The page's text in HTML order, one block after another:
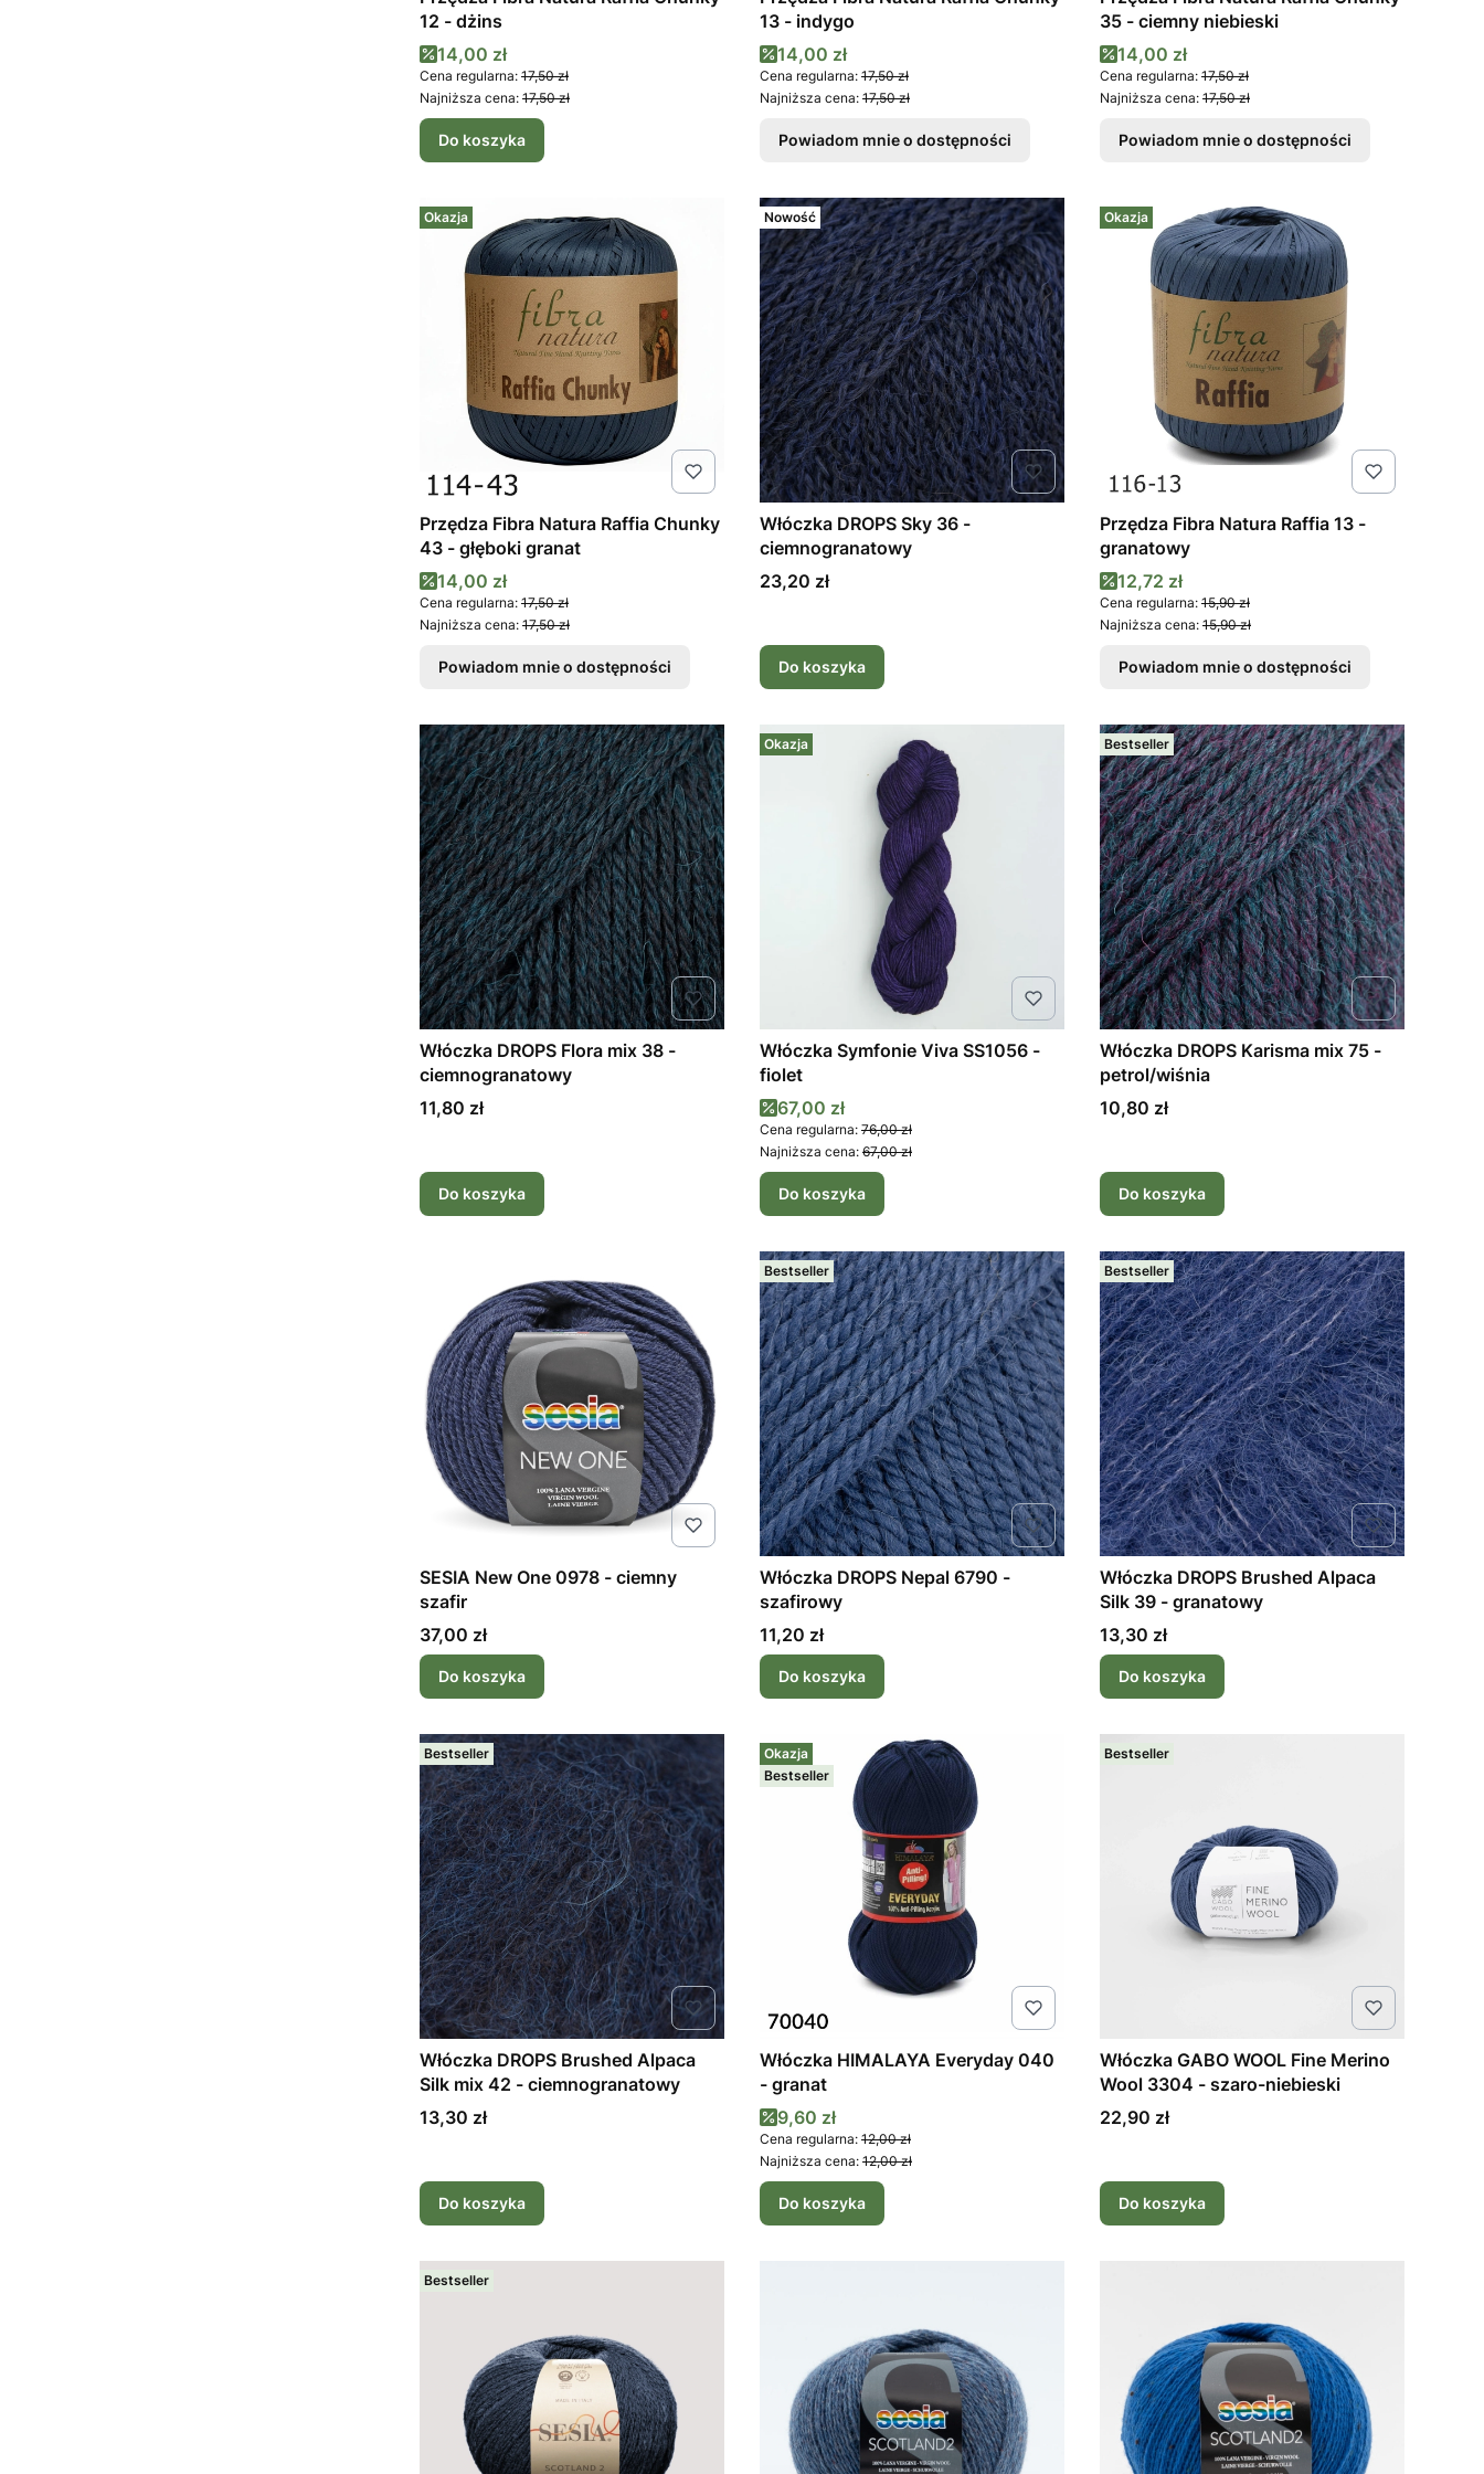
12 - dżins
Cena promocyjna
14,00 zł
Cena regularna: 17,50 zł
Najniższa cena: 17,50 zł
Do koszyka
13 - indygo
Cena promocyjna
14,00 zł
Cena regularna: 17,50 zł
Najniższa cena: 17,50 zł
Powiadom mnie o dostępności
35 - ciemny niebieski
Cena promocyjna
14,00 zł
Cena regularna: 17,50 zł
Najniższa cena: 17,50 zł
Powiadom mnie o dostępności
Okazja
Przędza Fibra Natura Raffia Chunky
43 - głęboki granat
Cena promocyjna
14,00 zł
Cena regularna: 17,50 zł
Najniższa cena: 17,50 zł
Powiadom mnie o dostępności
Nowość
Włóczka DROPS Sky 36 -
ciemnogranatowy
Cena
23,20 zł
Do koszyka
Okazja
Przędza Fibra Natura Raffia 13 -
granatowy
Cena promocyjna
12,72 zł
Cena regularna: 15,90 zł
Najniższa cena: 15,90 zł
Powiadom mnie o dostępności
Włóczka DROPS Flora mix 38 -
ciemnogranatowy
Cena
11,80 zł
Do koszyka
Okazja
Włóczka Symfonie Viva SS1056 -
fiolet
Cena promocyjna
67,00 zł
Cena regularna: 76,00 zł
Najniższa cena: 67,00 zł
Do koszyka
Bestseller
Włóczka DROPS Karisma mix 75 -
petrol/wiśnia
Cena
10,80 zł
Do koszyka
SESIA New One 0978 - ciemny
szafir
Cena
37,00 zł
Do koszyka
Bestseller
Włóczka DROPS Nepal 6790 -
szafirowy
Cena
11,20 zł
Do koszyka
Bestseller
Włóczka DROPS Brushed Alpaca
Silk 39 - granatowy
Cena
13,30 zł
Do koszyka
Bestseller
Włóczka DROPS Brushed Alpaca
Silk mix 42 - ciemnogranatowy
Cena
13,30 zł
Do koszyka
Okazja
Bestseller
Włóczka HIMALAYA Everyday 040
- granat
Cena promocyjna
9,60 zł
Cena regularna: 12,00 zł
Najniższa cena: 12,00 zł
Do koszyka
Bestseller
Włóczka GABO WOOL Fine Merino
Wool 3304 - szaro-niebieski
Cena
22,90 zł
Do koszyka
Bestseller